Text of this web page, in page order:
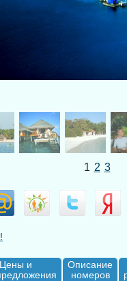
1 2 3
Цены и
Описание
номеров